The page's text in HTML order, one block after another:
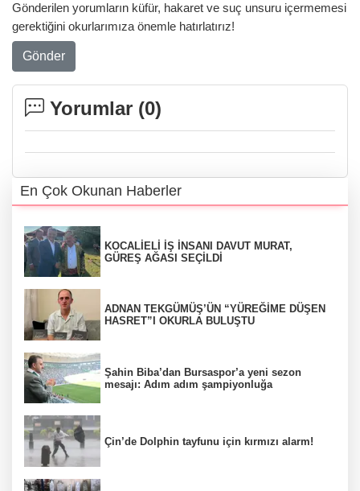
Gönderilen yorumların küfür, hakaret ve suç unsuru içermemesi
gerektiğini okurlarımıza önemle hatırlatırız!
Gönder
Yorumlar (0)
En Çok Okunan Haberler
KOCALİELİ İŞ İNSANI DAVUT MURAT,
GÜREŞ AĞASI SEÇİLDİ
ADNAN TEKGÜMÜŞ’ÜN “YÜREĞİME DÜŞEN
HASRET”I OKURLA BULUŞTU
Şahin Biba’dan Bursaspor’a yeni sezon
mesajı: Adım adım şampiyonluğa
Çin’de Dolphin tayfunu için kırmızı alarm!